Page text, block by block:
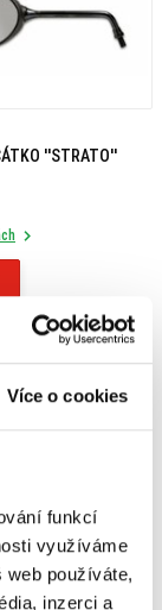
Více o cookies
funkcí
využíváme
web používáte,
inzerci a
''STRATO''